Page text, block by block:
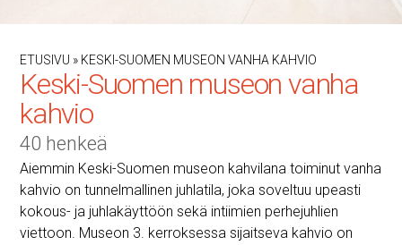
ETUSIVU » KESKI-SUOMEN MUSEON VANHA KAHVIO
Keski-Suomen museon vanha
kahvio
40 henkeä
Aiemmin Keski-Suomen museon kahvilana toiminut vanha
kahvio on tunnelmallinen juhlatila, joka soveltuu upeasti
kokous- ja juhlakäyttöön sekä intiimien perhejuhlien
viettoon. Museon 3. kerroksessa sijaitseva kahvio on